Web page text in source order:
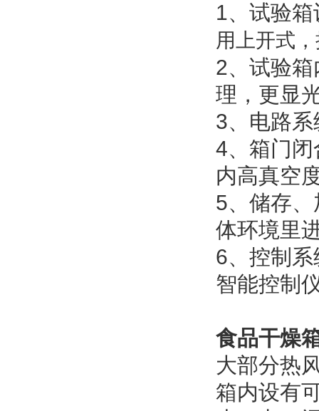
1、试验
用上开式
2、试验
理，更显
3、电路
4、箱门
内高真空
5、储存
体环境里
6、控制
智能控制
食品干燥
大部分热
箱内设有